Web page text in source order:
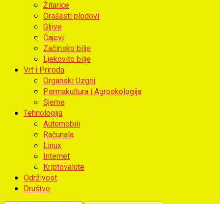
Žitarice
Orašasti plodovi
Gljive
Čajevi
Začinsko bilje
Ljekovito bilje
Vrt i Priroda
Organski Uzgoj
Permakultura i Agroekologija
Sjeme
Tehnologija
Automobili
Računala
Linux
Internet
Kriptovalute
Održivost
Društvo